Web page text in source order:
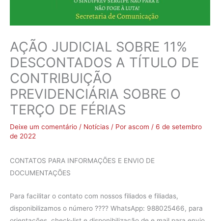
AÇÃO JUDICIAL SOBRE 11%
DESCONTADOS A TÍTULO DE
CONTRIBUIÇÃO
PREVIDENCIÁRIA SOBRE O
TERÇO DE FÉRIAS
Deixe um comentário / Notícias / Por ascom / 6 de setembro
de 2022
CONTATOS PARA INFORMAÇÕES E ENVIO DE
DOCUMENTAÇÕES
Para facilitar o contato com nossos filiados e filiadas,
disponibilizamos o número ???? WhatsApp: 988025466, para